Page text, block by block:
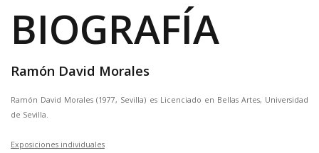
BIOGRAFÍA
Ramón David Morales
Ramón David Morales (1977, Sevilla) es Licenciado en Bellas Artes, Universidad
de Sevilla.
Exposiciones individuales